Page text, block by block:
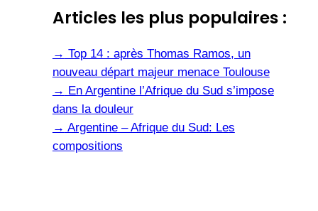
Articles les plus populaires :
→ Top 14 : après Thomas Ramos, un
nouveau départ majeur menace Toulouse
→ En Argentine l’Afrique du Sud s’impose
dans la douleur
→ Argentine – Afrique du Sud: Les
compositions